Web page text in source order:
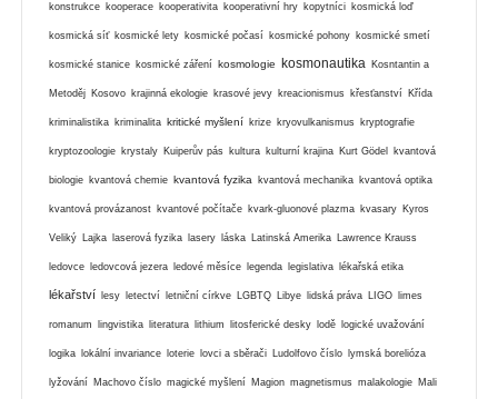
konstrukce kooperace kooperativita kooperativní hry kopytníci kosmická loď
kosmická síť kosmické lety kosmické počasí kosmické pohony kosmické smetí
kosmické stanice kosmické záření kosmologie kosmonautika Kosntantin a
Metoděj Kosovo krajinná ekologie krasové jevy kreacionismus křesťanství Křída
kriminalistika kriminalita kritické myšlení krize kryovulkanismus kryptografie
kryptozoologie krystaly Kuiperův pás kultura kulturní krajina Kurt Gödel kvantová
biologie kvantová chemie kvantová fyzika kvantová mechanika kvantová optika
kvantová provázanost kvantové počítače kvark-gluonové plazma kvasary Kyros
Veliký Lajka laserová fyzika lasery láska Latinská Amerika Lawrence Krauss
ledovce ledovcová jezera ledové měsíce legenda legislativa lékařská etika
lékařství lesy letectví letniční církve LGBTQ Libye lidská práva LIGO limes
romanum lingvistika literatura lithium litosferické desky lodě logické uvažování
logika lokální invariance loterie lovci a sběrači Ludolfovo číslo lymská borelióza
lyžování Machovo číslo magické myšlení Magion magnetismus malakologie Mali